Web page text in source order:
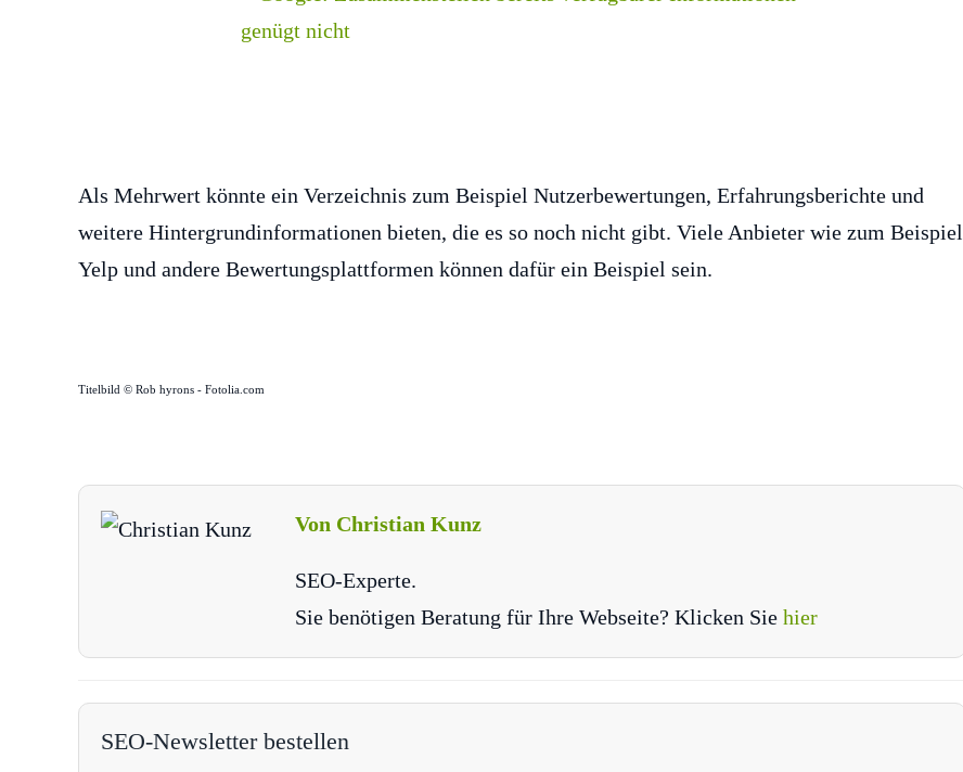
Als Mehrwert könnte ein Verzeichnis zum Beispiel Nutzerbewertungen, Erfahrungsberichte und
weitere Hintergrundinformationen bieten, die es so noch nicht gibt. Viele Anbieter wie zum Beispiel
Yelp und andere Bewertungsplattformen können dafür ein Beispiel sein.
Titelbild © Rob hyrons - Fotolia.com
Von Christian Kunz
SEO-Experte.
Sie benötigen Beratung für Ihre Webseite? Klicken Sie hier
SEO-Newsletter bestellen